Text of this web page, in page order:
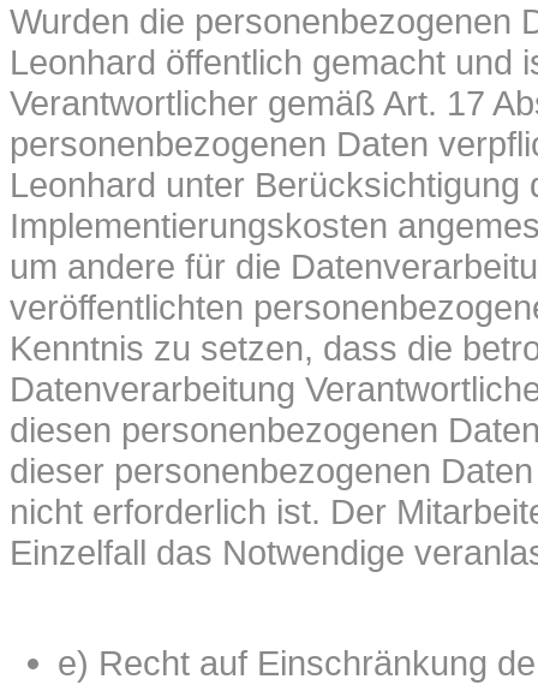
Wurden die personenbezogenen
Leonhard öffentlich gemacht und
Verantwortlicher gemäß Art. 17
personenbezogenen Daten
Leonhard unter
Implementierungskosten
um andere für die
veröffentlichten
Kenntnis zu setzen, dass die
Datenverarbeitung
diesen personenbezogenen
dieser personenbezogenen
nicht erforderlich ist. Der
Einzelfall das Notwendige
e) Recht auf Einschränkung